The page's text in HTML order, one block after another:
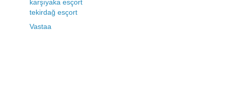
karşıyaka esçort
tekirdağ esçort
Vastaa